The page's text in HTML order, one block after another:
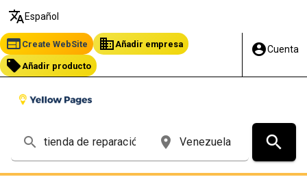
translate Español
web Create WebSite business Añadir empresa
local_offer Añadir producto
account_circleCuenta
search place search